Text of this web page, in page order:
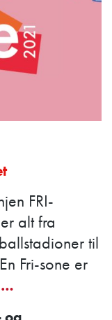
FRI-
alt fra
til
Fri-sone er
…